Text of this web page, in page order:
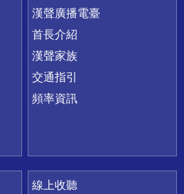
漢聲廣播電臺
首長介紹
漢聲家族
交通指引
頻率資訊
線上收聽